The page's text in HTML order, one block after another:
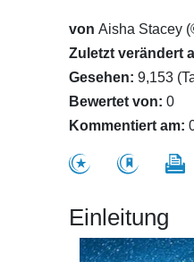
von Aisha Stacey
Zuletzt verändert
Gesehen: 9,153
Bewertet von: 0
Kommentiert am:
Einleitung